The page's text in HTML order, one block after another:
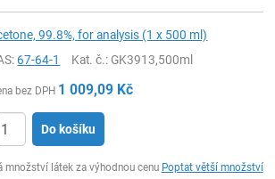
99.8%, for analysis (1 x 500 ml)
67-64-1 Kat. č.: GK3913,500ml
bez DPH 1 009,09 Kč
Do košíku
množství látek za výhodnou cenu Poptat větší množství